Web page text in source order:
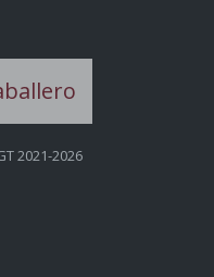
2021-2026